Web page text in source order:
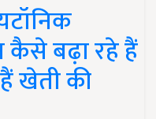
कैसे बढ़ा रहे हैं
खेती की